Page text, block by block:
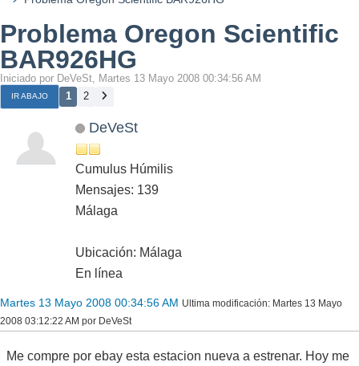
Problema Oregon Scientific
BAR926HG
Iniciado por DeVeSt, Martes 13 Mayo 2008 00:34:56 AM
IR ABAJO 1 2
DeVeSt
Cumulus Húmilis
Mensajes: 139
Málaga
Ubicación: Málaga
En línea
Martes 13 Mayo 2008 00:34:56 AM Ultima modificación: Martes 13 Mayo
2008 03:12:22 AM por DeVeSt
Me compre por ebay esta estacion nueva a estrenar. Hoy me